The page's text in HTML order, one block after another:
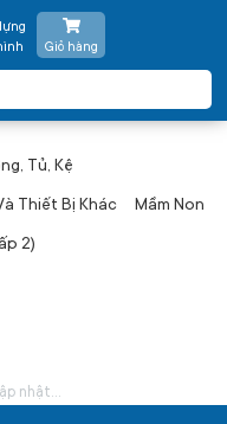
Giỏ hàng
Tủ, Kệ
Thiết Bị Khác Mầm Non
2)
nhật...